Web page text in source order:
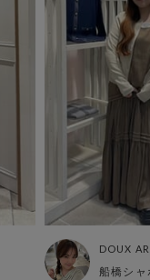
DOUX
船橋シャ